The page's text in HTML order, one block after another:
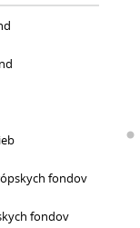
fondov
fondov